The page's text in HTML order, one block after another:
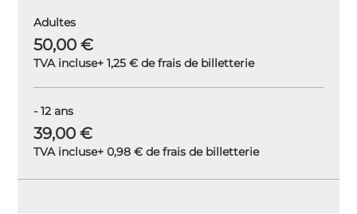
Adultes
50,00 €
TVA incluse+ 1,25 € de frais de billetterie
- 12 ans
39,00 €
TVA incluse+ 0,98 € de frais de billetterie